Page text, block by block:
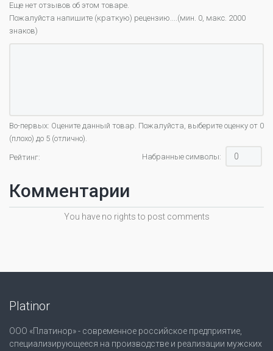
Еще нет отзывов об этом товаре.
Пожалуйста напишите (краткую) рецензию....(мин. 0, макс. 2000
знаков)
Во-первых: Оцените данный товар. Пожалуйста, выберите оценку от 0
(плохо) до 5 (отлично).
Рейтинг: Набранные символы:
Комментарии
You have no rights to post comments
Platinor
ООО «Платинор» - современное российское предприятие,
специализирующееся на производстве и реализации мужских